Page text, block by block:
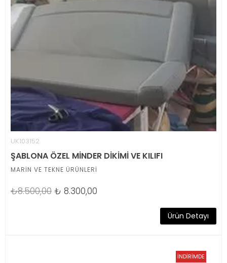
UK103152
ŞABLONA ÖZEL MİNDER DİKİMİ VE KILIFI
MARİN VE TEKNE ÜRÜNLERİ
₺8.500,00 ₺ 8.300,00
Ürün Detayı
İNDİRİMDE